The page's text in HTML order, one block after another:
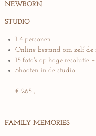
NEWBORN
STUDIO
1-4 personen
Online bestand om zelf de
15 foto's op hoge resolutie
Shooten in de studio
€ 265-,
FAMILY MEMORIES